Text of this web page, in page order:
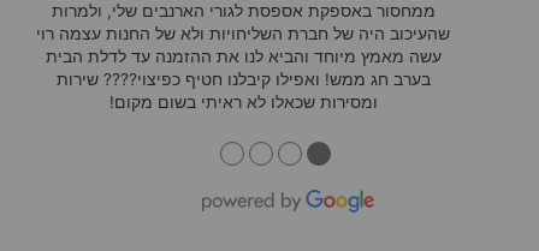
ממחסור באספקת אספסת לגורי הארנבים שלי, ולמרות
שהעיכוב היה של חברת השליחויות ולא של החנות עצמה רוי
עשה מאמץ מיוחד והביא לנו את ההזמנה עד לדלת הבית
בערב חג ממש! ואפילו קיבלנו חטיף כפיצוי???? שירות
ומסירות שכאלו לא ראיתי בשום מקום!
●
●
●
●